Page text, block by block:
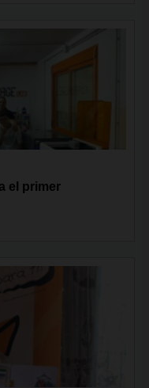
el primer